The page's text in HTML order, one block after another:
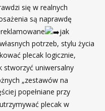
się w realnych
są naprawdę
jak
potrzeb, stylu życia
plecak logicznie,
stworzyć uniwersalny
„zestawów na
popełniane przy
plecak w